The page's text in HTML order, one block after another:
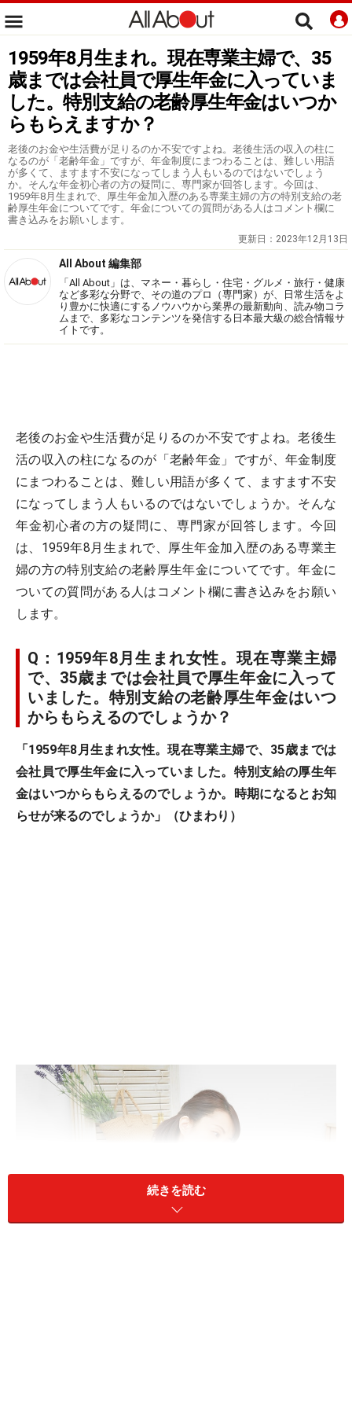
1959年8月生まれ。現在専業主婦で、35
歳までは会社員で厚生年金に入っていま
した。特別支給の老齢厚生年金はいつか
らもらえますか？
老後のお金や生活費が足りるのか不安ですよね。老後生活の収入の柱に
なるのが「老齢年金」ですが、年金制度にまつわることは、難しい用語
が多くて、ますます不安になってしまう人もいるのではないでしょう
か。そんな年金初心者の方の疑問に、専門家が回答します。今回は、
1959年8月生まれで、厚生年金加入歴のある専業主婦の方の特別支給の老
齢厚生年金についてです。年金についての質問がある人はコメント欄に
書き込みをお願いします。
更新日： 2023年12月13日
All About 編集部
「All About」は、マネー・暮らし・住宅・グルメ・旅行・健康
など多彩な分野で、その道のプロ（専門家）が、日常生活をよ
り豊かに快適にするノウハウから業界の最新動向、読み物コラ
ムまで、多彩なコンテンツを発信する日本最大級の総合情報サ
イトです。
老後のお金や生活費が足りるのか不安ですよね。老後生
活の収入の柱になるのが「老齢年金」ですが、年金制度
にまつわることは、難しい用語が多くて、ますます不安
になってしまう人もいるのではないでしょうか。そんな
年金初心者の方の疑問に、専門家が回答します。今回
は、1959年8月生まれで、厚生年金加入歴のある専業主
婦の方の特別支給の老齢厚生年金についてです。年金に
ついての質問がある人はコメント欄に書き込みをお願い
します。
Q：1959年8月生まれ女性。現在専業主婦
で、35歳までは会社員で厚生年金に入って
いました。特別支給の老齢厚生年金はいつ
からもらえるのでしょうか？
「1959年8月生まれ女性。現在専業主婦で、35歳までは
会社員で厚生年金に入っていました。特別支給の厚生年
金はいつからもらえるのでしょうか。時期になるとお知
らせが来るのでしょうか」（ひまわり）
続きを読む